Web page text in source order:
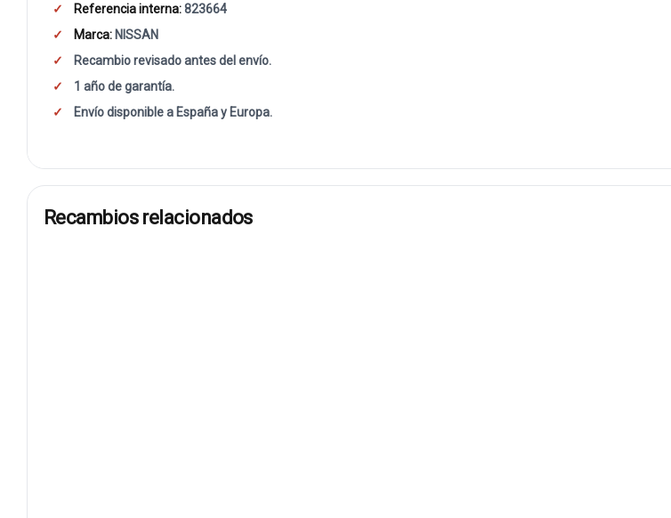
Referencia interna:823664
Marca: NISSAN
Recambio revisado antes del envío.
1 año de garantía.
Envío disponible a España y Europa.
Recambios relacionados